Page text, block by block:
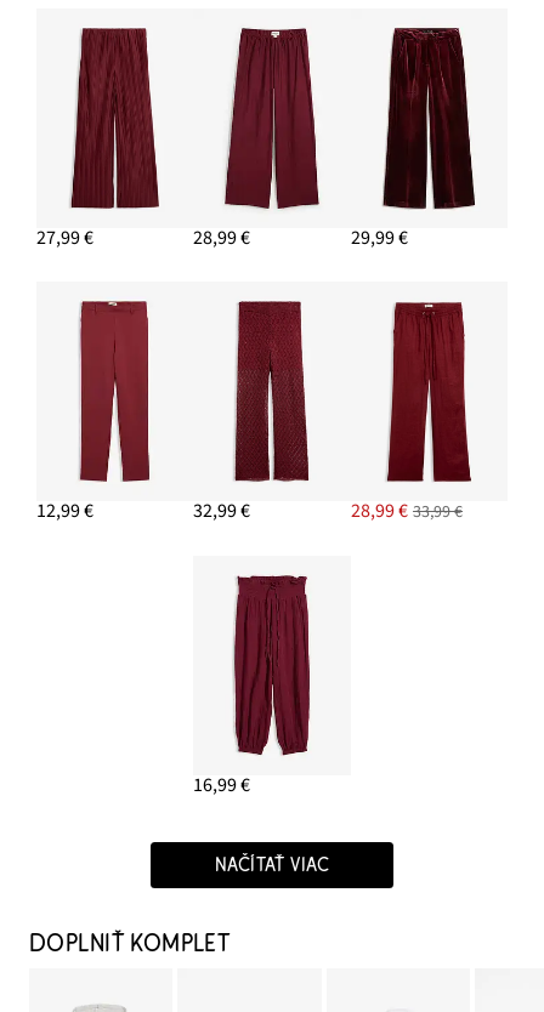
PRIDAŤ DO KOŠÍKA
Taška Shopper z denimu
24,99 €
PRIDAŤ DO KOŠÍKA
27,99 € 28,99 € 29,99 €
12,99 € 32,99 € 28,99 € 33,99 €
16,99 €
NAČÍTAŤ VIAC
DOPLNIŤ KOMPLET